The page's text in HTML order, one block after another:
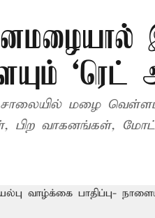
‘ரெட்
மழை வெள்ளம்
பிற வாகனங்கள்,